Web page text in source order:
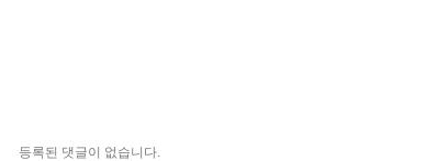
등록된 댓글이 없습니다.